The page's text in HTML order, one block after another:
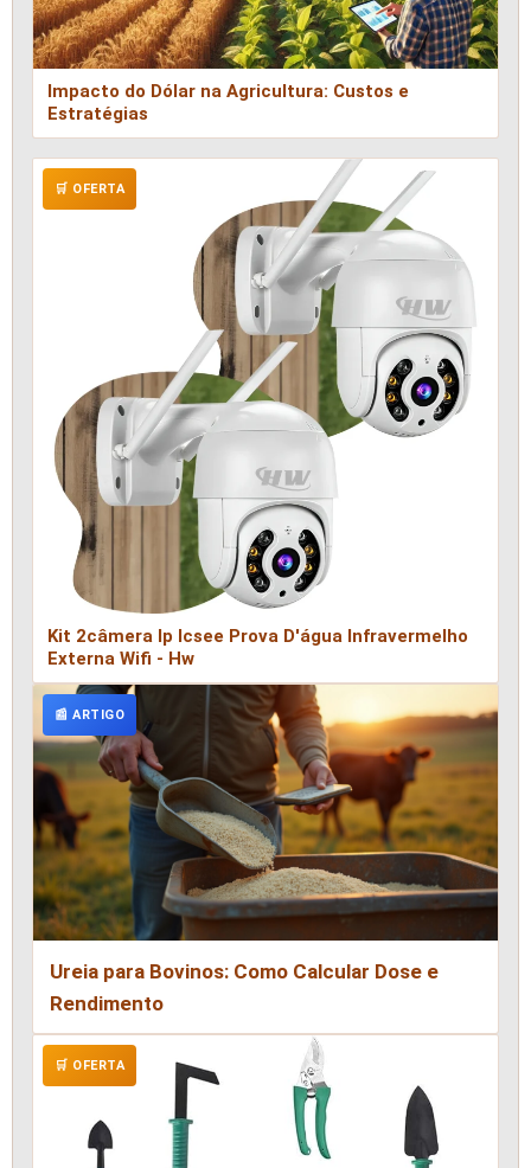
Impacto do Dólar na Agricultura: Custos e
Estratégias
🛒 OFERTA
Kit 2câmera Ip Icsee Prova D'água Infravermelho
Externa Wifi - Hw
📰 ARTIGO
Ureia para Bovinos: Como Calcular Dose e
Rendimento
🛒 OFERTA